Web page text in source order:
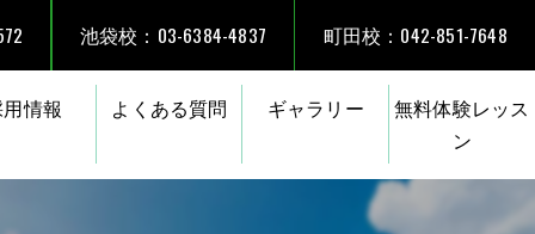
池袋校：03-6384-4837 町田校：042-851-7648
情報 よくある質問 ギャラリー
無料体験レッス
ン